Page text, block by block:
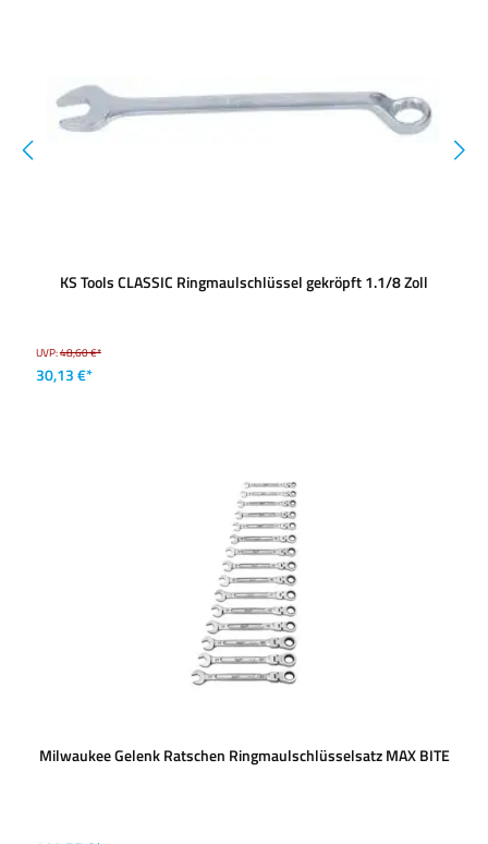
KS Tools CLASSIC Ringmaulschlüssel gekröpft 1.1/8 Zoll
UVP:48,60 €*
30,13 €*
Milwaukee Gelenk Ratschen Ringmaulschlüsselsatz MAX BITE